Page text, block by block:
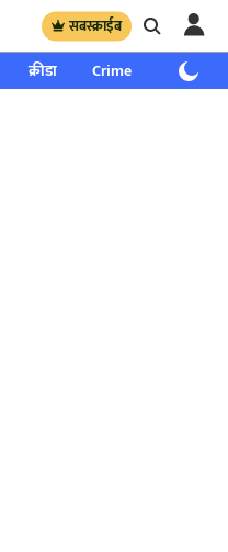
सबस्क्राईब
क्रीडा Crime साप्ताहिक